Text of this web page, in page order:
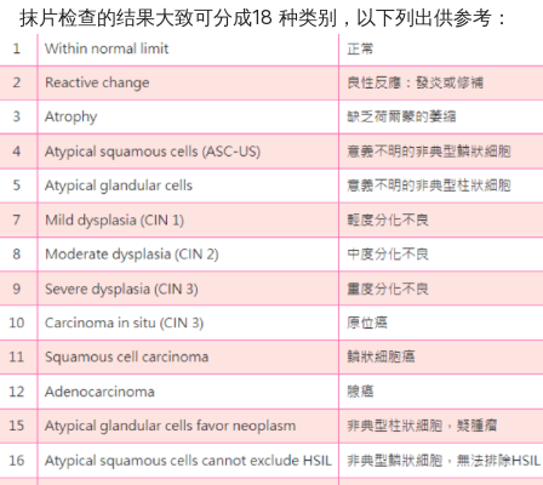
抹片检查的结果大致可分成18 种类别，以下列出供参考：